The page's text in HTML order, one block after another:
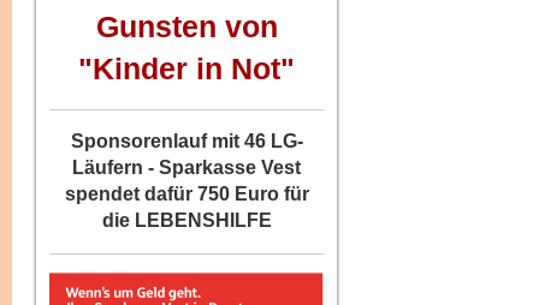
Gunsten von
"Kinder in Not"
Sponsorenlauf mit 46 LG-
Läufern - Sparkasse Vest
spendet dafür 750 Euro für
die LEBENSHILFE